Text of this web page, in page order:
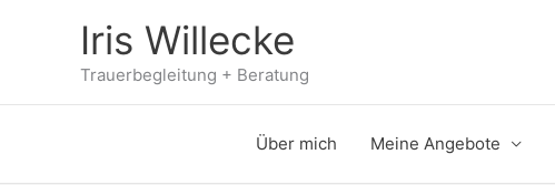
Iris Willecke
Trauerbegleitung + Beratung
Über mich Meine Angebote